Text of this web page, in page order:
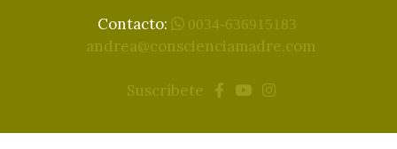
Contacto: 0034-636915183
andrea@conscienciamadre.com
Suscríbete